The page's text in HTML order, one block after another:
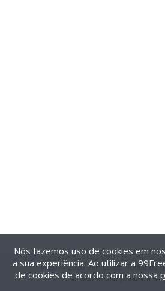
@2014-2026 99Freelas. Todos os
Termos de uso| Política de
Nós fazemos uso de cookies em
a sua experiência. Ao utilizar a
de cookies de acordo com a nossa